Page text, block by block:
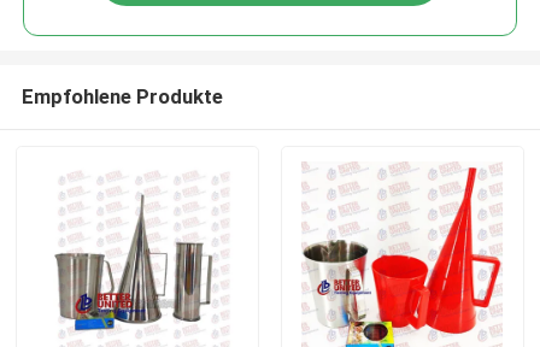
Empfohlene Produkte